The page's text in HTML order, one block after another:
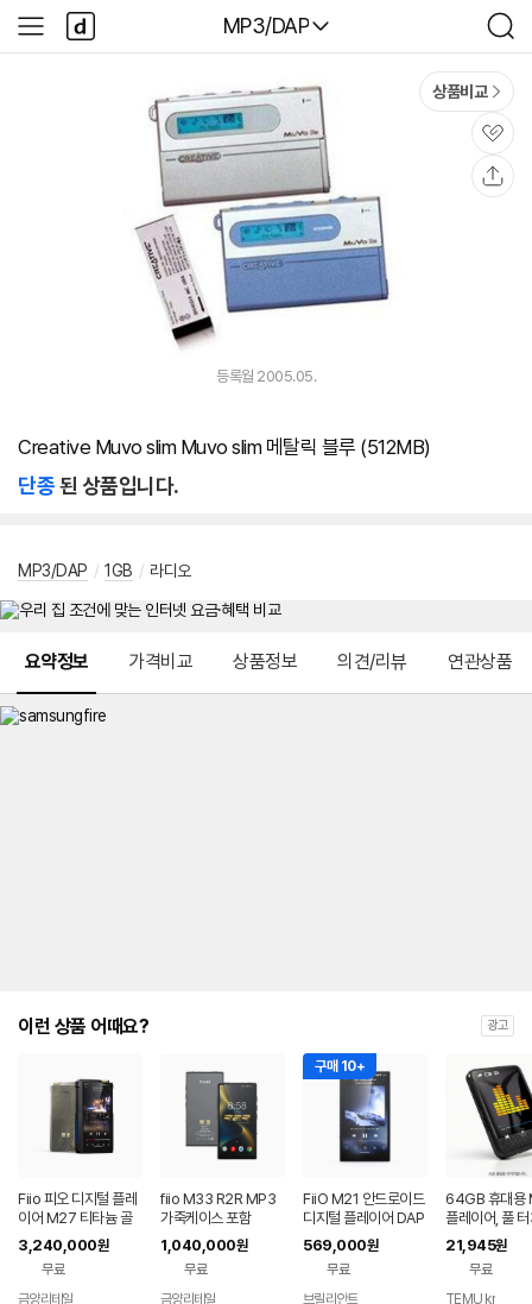
다나와
MP3/DAP
검
색
사
이
다
나
와
상품비교
관
심
등록월 2005.05.
Creative Muvo slim Muvo slim 메탈릭 블루 (512MB)
단종된 상품입니다.
MP3/DAP / 1GB / 라디오
요약정보 가격비교 상품정보 의견/리뷰 연관상품
이런 상품 어때요? 광고
Fiio 피오 디지털 플레
이어 M27 티타늄 골
드 1년보증AS
3,240,000원
무료
금양리테일
fiio M33 R2R MP3
가죽케이스 포함
1,040,000원
무료
금양리테일
구매 10+
FiiO M21 안드로이드
디지털 플레이어 DAP
MP3 피오 1년보증
569,000원
무료
브릴리안트
64GB 휴대용
플레이어, 풀
린, HD 스피커,
스포츠, 동영상
스타일리시한
노이즈 캔슬링
21,945원
무료
TEMU kr